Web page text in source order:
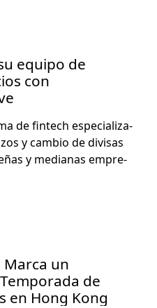
equipo de
con
de fin­tech espe­cial­iza­
y cam­bio de divisas
y medi­anas empre­
un
de
en Hong Kong